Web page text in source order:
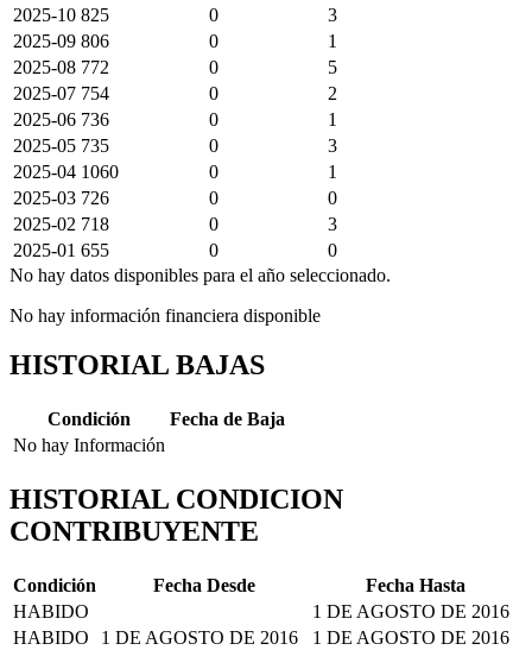
2025-10 825 0
3
2025-09 806 0
1
2025-08 772 0
5
2025-07 754 0
2
2025-06 736 0
1
2025-05 735 0
3
2025-04 1060 0
1
2025-03 726 0
0
2025-02 718 0
3
2025-01 655 0
0
No hay datos disponibles para el año seleccionado.
No hay información financiera disponible
HISTORIAL BAJAS
Condición
Fecha de Baja
No hay Información
HISTORIAL CONDICION
CONTRIBUYENTE
Condición Fecha Desde
Fecha Hasta
HABIDO
1 DE AGOSTO DE 2016
HABIDO
1 DE AGOSTO DE 2016
1 DE AGOSTO DE 2016